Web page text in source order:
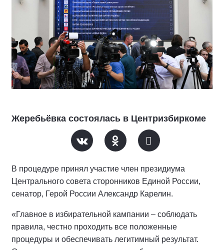
Жеребьёвка состоялась в Центризбиркоме
В процедуре принял участие член президиума
Центрального совета сторонников Единой России,
сенатор, Герой России Александр Карелин.
«Главное в избирательной кампании – соблюдать
правила, честно проходить все положенные
процедуры и обеспечивать легитимный результат.